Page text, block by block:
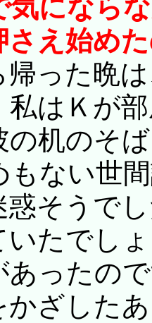
気になら
さえ始め
った晩
私はＫが
の机のそ
もない世
惑そうで
いたでし
あったの
かざした